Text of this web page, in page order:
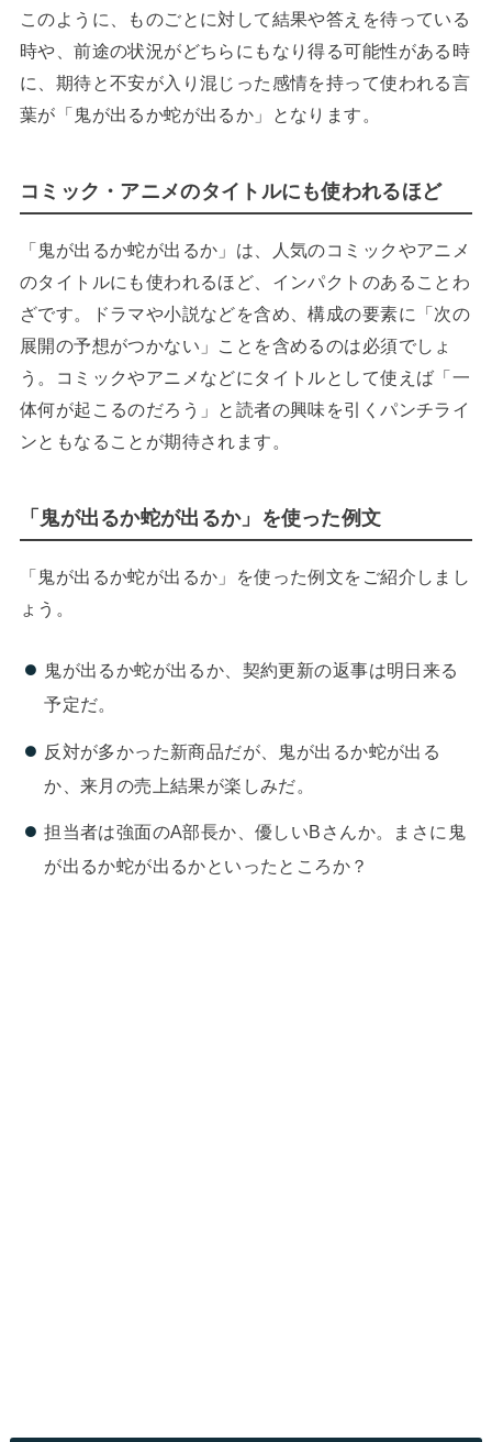
このように、ものごとに対して結果や答えを待っている
時や、前途の状況がどちらにもなり得る可能性がある時
に、期待と不安が入り混じった感情を持って使われる言
葉が「鬼が出るか蛇が出るか」となります。
コミック・アニメのタイトルにも使われるほど
「鬼が出るか蛇が出るか」は、人気のコミックやアニメ
のタイトルにも使われるほど、インパクトのあることわ
ざです。ドラマや小説などを含め、構成の要素に「次の
展開の予想がつかない」ことを含めるのは必須でしょ
う。コミックやアニメなどにタイトルとして使えば「一
体何が起こるのだろう」と読者の興味を引くパンチライ
ンともなることが期待されます。
「鬼が出るか蛇が出るか」を使った例文
「鬼が出るか蛇が出るか」を使った例文をご紹介しまし
ょう。
鬼が出るか蛇が出るか、契約更新の返事は明日来る
予定だ。
反対が多かった新商品だが、鬼が出るか蛇が出る
か、来月の売上結果が楽しみだ。
担当者は強面のA部長か、優しいBさんか。まさに鬼
が出るか蛇が出るかといったところか？